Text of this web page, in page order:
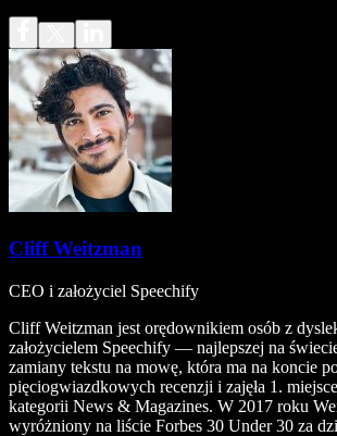
Cliff Weitzman
CEO i założyciel Speechify
Cliff Weitzman jest orędownikiem osób z
założycielem Speechify — najlepszej na
zamiany tekstu na mowę, która ma na koncie
pięciogwiazdkowych recenzji i zajęła 1.
kategorii News & Magazines. W 2017 roku
wyróżniony na liście Forbes 30 Under 30 za